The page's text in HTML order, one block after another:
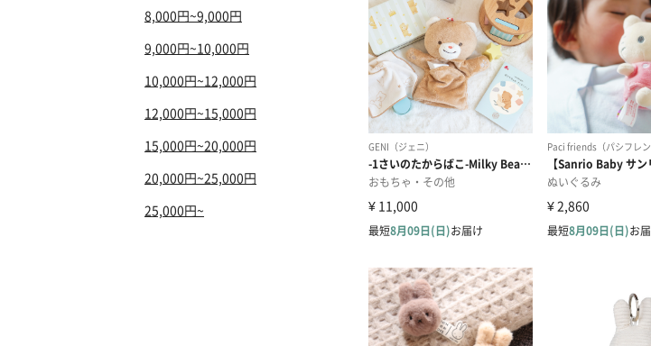
8,000円~9,000円
9,000円~10,000円
10,000円~12,000円
12,000円~15,000円
15,000円~20,000円
20,000円~25,000円
25,000円~